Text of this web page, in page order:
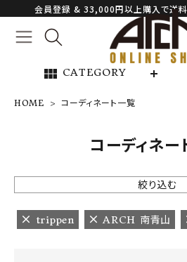
会員登録 & 33,000円以上購入で送料
view_module CATEGORY
NEW ARRIVAL
ARCH EXCLUSIVE
BRAND
HOME コーディネート一覧
コーディネー
絞り込む
trippen ARCH 南青山